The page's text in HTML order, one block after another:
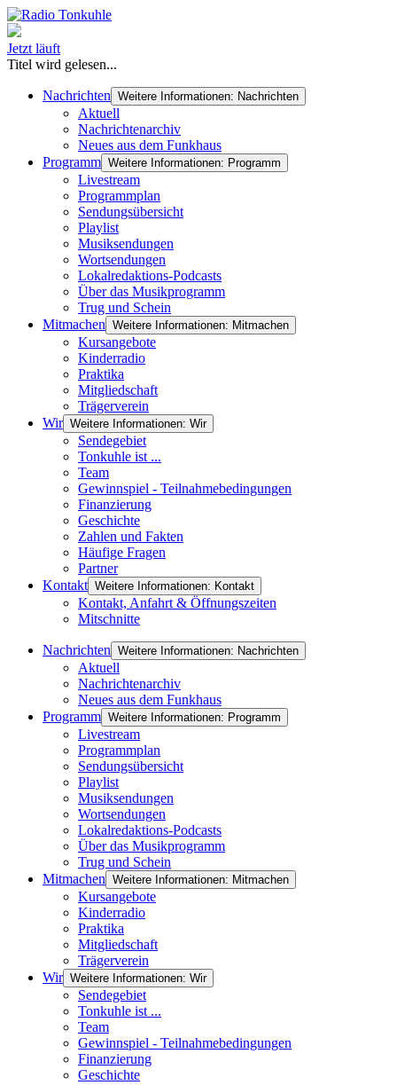
Jetzt läuft
Titel wird gelesen...
Nachrichten Weitere Informationen: Nachrichten
Aktuell
Nachrichtenarchiv
Neues aus dem Funkhaus
Programm Weitere Informationen: Programm
Livestream
Programmplan
Sendungsübersicht
Playlist
Musiksendungen
Wortsendungen
Lokalredaktions-Podcasts
Über das Musikprogramm
Trug und Schein
Mitmachen Weitere Informationen: Mitmachen
Kursangebote
Kinderradio
Praktika
Mitgliedschaft
Trägerverein
Wir Weitere Informationen: Wir
Sendegebiet
Tonkuhle ist ...
Team
Gewinnspiel - Teilnahmebedingungen
Finanzierung
Geschichte
Zahlen und Fakten
Häufige Fragen
Partner
Kontakt Weitere Informationen: Kontakt
Kontakt, Anfahrt & Öffnungszeiten
Mitschnitte
Nachrichten Weitere Informationen: Nachrichten
Aktuell
Nachrichtenarchiv
Neues aus dem Funkhaus
Programm Weitere Informationen: Programm
Livestream
Programmplan
Sendungsübersicht
Playlist
Musiksendungen
Wortsendungen
Lokalredaktions-Podcasts
Über das Musikprogramm
Trug und Schein
Mitmachen Weitere Informationen: Mitmachen
Kursangebote
Kinderradio
Praktika
Mitgliedschaft
Trägerverein
Wir Weitere Informationen: Wir
Sendegebiet
Tonkuhle ist ...
Team
Gewinnspiel - Teilnahmebedingungen
Finanzierung
Geschichte